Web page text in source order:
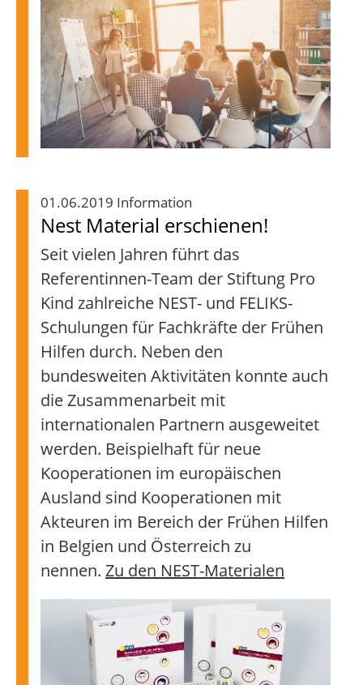
01.06.2019 Information
Nest Material erschienen!
Seit vielen Jahren führt das
Referentinnen-Team der Stiftung Pro
Kind zahlreiche NEST- und FELIKS-
Schulungen für Fachkräfte der Frühen
Hilfen durch. Neben den
bundesweiten Aktivitäten konnte auch
die Zusammenarbeit mit
internationalen Partnern ausgeweitet
werden. Beispielhaft für neue
Kooperationen im europäischen
Ausland sind Kooperationen mit
Akteuren im Bereich der Frühen Hilfen
in Belgien und Österreich zu
nennen. Zu den NEST-Materialen